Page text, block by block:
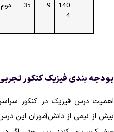
140
4
9
35 دوم
‌بندی فیزیک کنکور تجربی
درس فیزیک در کنکور
از نیمی از دانش‌آموزان این